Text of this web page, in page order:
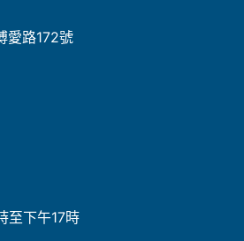
愛路172號
至下午17時